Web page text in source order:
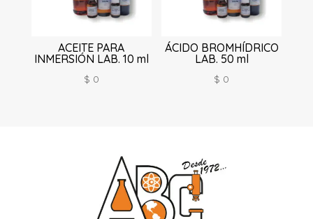
ACEITE PARA
INMERSIÓN LAB. 10 ml
$ 0
ÁCIDO BROMHÍDRICO
LAB. 50 ml
$ 0